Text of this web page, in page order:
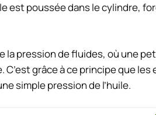
est poussée dans le cylindre,
la pression de fluides, où une
grâce à ce principe que les
simple pression de l’huile.